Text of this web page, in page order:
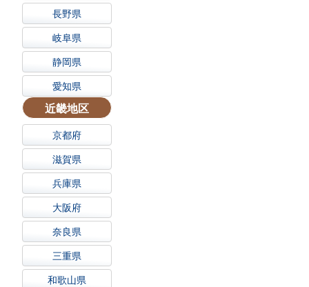
長野県
岐阜県
静岡県
愛知県
近畿地区
京都府
滋賀県
兵庫県
大阪府
奈良県
三重県
和歌山県